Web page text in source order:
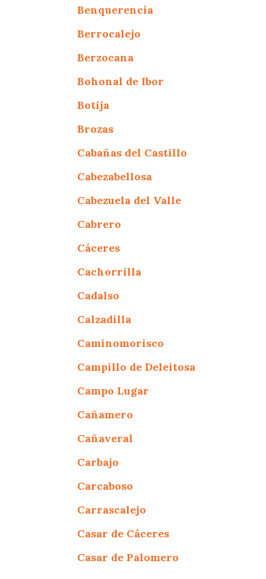
Benquerencia
Berrocalejo
Berzocana
Bohonal de Ibor
Botija
Brozas
Cabañas del Castillo
Cabezabellosa
Cabezuela del Valle
Cabrero
Cáceres
Cachorrilla
Cadalso
Calzadilla
Caminomorisco
Campillo de Deleitosa
Campo Lugar
Cañamero
Cañaveral
Carbajo
Carcaboso
Carrascalejo
Casar de Cáceres
Casar de Palomero